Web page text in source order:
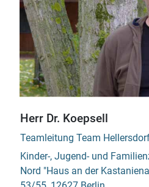
Herr Dr. Koepsell
Teamleitung Team
Kinder-, Jugend- und
Nord "Haus an der